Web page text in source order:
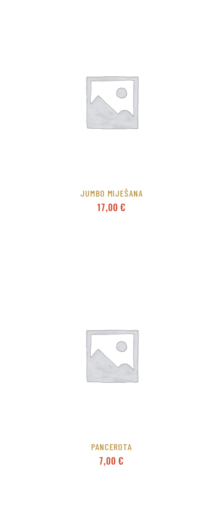
JUMBO MIJEŠANA
17,00 €
PANCEROTA
7,00 €